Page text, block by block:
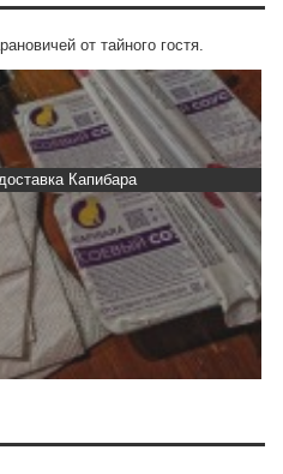
от тайного гостя.
Ресторан “Папараць Кветка”